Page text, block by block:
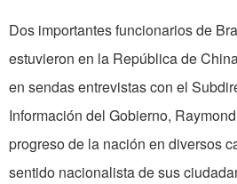
Dos importantes funcionarios de
estuvieron en la República de
en sendas entrevistas con el
Información del Gobierno,
progreso de la nación en diversos
sentido nacionalista de sus